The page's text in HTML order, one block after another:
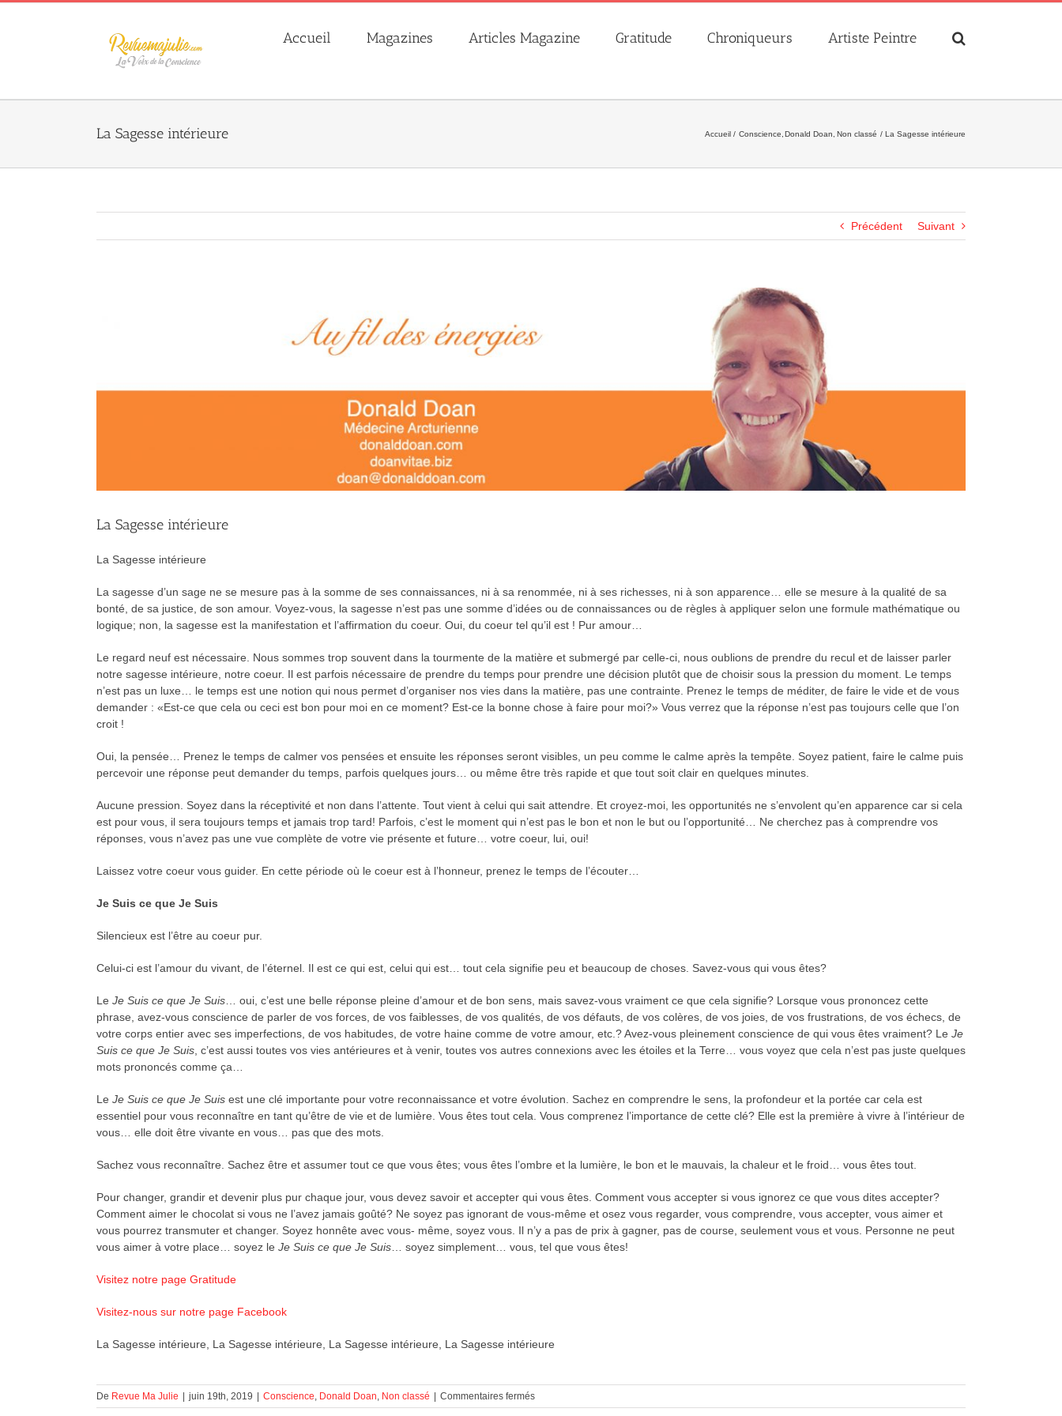
Skip
Accueil Magazines Articles Magazine Gratitude Chroniqueurs Artiste Peintre
La Sagesse intérieure Accueil Conscience Donald Doan Non classé La Sagesse intérieure
Précédent Suivant
La Sagesse intérieure
La Sagesse intérieure
La sagesse d’un sage ne se mesure pas à la somme de ses connaissances, ni à sa renommée, ni à ses richesses, ni à son apparence… elle se mesure à la qualité de sa
bonté, de sa justice, de son amour. Voyez-vous, la sagesse n’est pas une somme d’idées ou de connaissances ou de règles à appliquer selon une formule mathématique ou
logique; non, la sagesse est la manifestation et l’affirmation du coeur. Oui, du coeur tel qu’il est ! Pur amour…
Le regard neuf est nécessaire. Nous sommes trop souvent dans la tourmente de la matière et submergé par celle-ci, nous oublions de prendre du recul et de laisser parler
notre sagesse intérieure, notre coeur. Il est parfois nécessaire de prendre du temps pour prendre une décision plutôt que de choisir sous la pression du moment. Le temps
n’est pas un luxe… le temps est une notion qui nous permet d’organiser nos vies dans la matière, pas une contrainte. Prenez le temps de méditer, de faire le vide et de vous
demander : «Est-ce que cela ou ceci est bon pour moi en ce moment? Est-ce la bonne chose à faire pour moi?» Vous verrez que la réponse n’est pas toujours celle que l’on
croit !
Oui, la pensée… Prenez le temps de calmer vos pensées et ensuite les réponses seront visibles, un peu comme le calme après la tempête. Soyez patient, faire le calme puis
percevoir une réponse peut demander du temps, parfois quelques jours… ou même être très rapide et que tout soit clair en quelques minutes.
Aucune pression. Soyez dans la réceptivité et non dans l’attente. Tout vient à celui qui sait attendre. Et croyez-moi, les opportunités ne s’envolent qu’en apparence car si cela
est pour vous, il sera toujours temps et jamais trop tard! Parfois, c’est le moment qui n’est pas le bon et non le but ou l’opportunité… Ne cherchez pas à comprendre vos
réponses, vous n’avez pas une vue complète de votre vie présente et future… votre coeur, lui, oui!
Laissez votre coeur vous guider. En cette période où le coeur est à l’honneur, prenez le temps de l’écouter…
Je Suis ce que Je Suis
Silencieux est l’être au coeur pur.
Celui-ci est l’amour du vivant, de l’éternel. Il est ce qui est, celui qui est… tout cela signifie peu et beaucoup de choses. Savez-vous qui vous êtes?
Le Je Suis ce que Je Suis… oui, c’est une belle réponse pleine d’amour et de bon sens, mais savez-vous vraiment ce que cela signifie? Lorsque vous prononcez cette
phrase, avez-vous conscience de parler de vos forces, de vos faiblesses, de vos qualités, de vos défauts, de vos colères, de vos joies, de vos frustrations, de vos échecs, de
votre corps entier avec ses imperfections, de vos habitudes, de votre haine comme de votre amour, etc.? Avez-vous pleinement conscience de qui vous êtes vraiment? Le Je
Suis ce que Je Suis, c’est aussi toutes vos vies antérieures et à venir, toutes vos autres connexions avec les étoiles et la Terre… vous voyez que cela n’est pas juste quelques
mots prononcés comme ça…
Le Je Suis ce que Je Suisest une clé importante pour votre reconnaissance et votre évolution. Sachez en comprendre le sens, la profondeur et la portée car cela est
essentiel pour vous reconnaître en tant qu’être de vie et de lumière. Vous êtes tout cela. Vous comprenez l’importance de cette clé? Elle est la première à vivre à l’intérieur de
vous… elle doit être vivante en vous… pas que des mots.
Sachez vous reconnaître. Sachez être et assumer tout ce que vous êtes; vous êtes l’ombre et la lumière, le bon et le mauvais, la chaleur et le froid… vous êtes tout.
Pour changer, grandir et devenir plus pur chaque jour, vous devez savoir et accepter qui vous êtes. Comment vous accepter si vous ignorez ce que vous dites accepter?
Comment aimer le chocolat si vous ne l’avez jamais goûté? Ne soyez pas ignorant de vous-même et osez vous regarder, vous comprendre, vous accepter, vous aimer et
vous pourrez transmuter et changer. Soyez honnête avec vous- même, soyez vous. Il n’y a pas de prix à gagner, pas de course, seulement vous et vous. Personne ne peut
vous aimer à votre place… soyez le Je Suis ce que Je Suis… soyez simplement… vous, tel que vous êtes!
Visitez notre page Gratitude
Visitez-nous sur notre page Facebook
La Sagesse intérieure, La Sagesse intérieure, La Sagesse intérieure, La Sagesse intérieure
De Revue Ma Julie | juin 19th, 2019 | Conscience, Donald Doan, Non classé | Commentaires ferméssur
La